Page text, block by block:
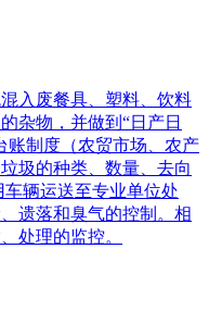
入废餐具、塑料、饮料
杂物，并做到“日产日
账制度（农贸市场、农产
圾的种类、数量、去向
辆运送至专业单位处
遗落和臭气的控制。相
处理的监控。